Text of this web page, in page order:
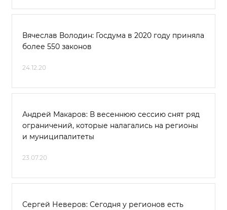
Вячеслав Володин: Госдума в 2020 году приняла
более 550 законов
24.12.20
Андрей Макаров: В весеннюю сессию снят ряд
ограничений, которые налагались на регионы
и муниципалитеты
23.07.20
Сергей Неверов: Сегодня у регионов есть